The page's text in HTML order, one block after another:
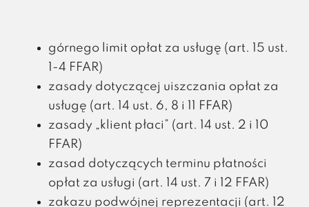
górnego limit opłat za usługę (art. 15 ust.
1-4 FFAR)
zasady dotyczącej uiszczania opłat za
usługę (art. 14 ust. 6, 8 i 11 FFAR)
zasady „klient płaci” (art. 14 ust. 2 i 10
FFAR)
zasad dotyczących terminu płatności
opłat za usługi (art. 14 ust. 7 i 12 FFAR)
zakazu podwójnej reprezentacji (art. 12